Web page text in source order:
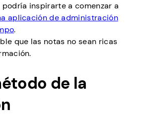
podría inspirarte a comenzar a
aplicación de administración
.
que las notas no sean ricas
de la